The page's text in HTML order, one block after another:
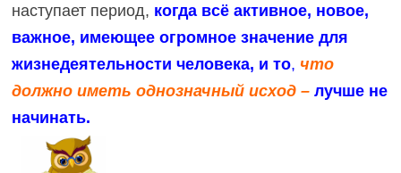
наступает период, когда всё активное, новое,
важное, имеющее огромное значение для
жизнедеятельности человека, и то, что
должно иметь однозначный исход – лучше не
начинать.